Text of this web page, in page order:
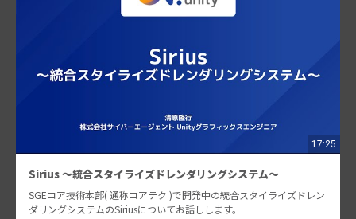
17:25
Sirius ～統合スタイライズドレンダリングシステム～
SGEコア技術本部( 通称コアテク )で開発中の統合スタイライズドレン
ダリングシステムのSiriusについてお話しします。